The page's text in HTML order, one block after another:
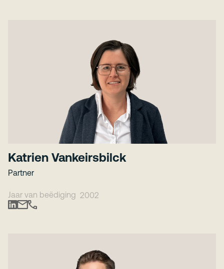
Katrien Vankeirsbilck
Partner
Jaar van beëdiging 2002